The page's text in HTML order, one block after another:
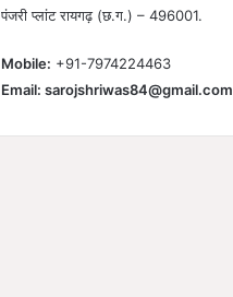
पंजरी प्लांट रायगढ़ (छ.ग.) – 496001.
Mobile: +91-7974224463
Email:sarojshriwas84@gmail.com